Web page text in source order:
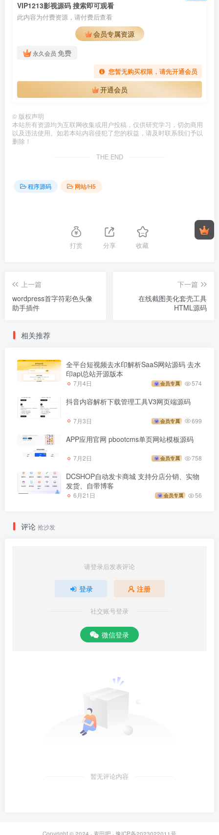
VIP1213影视源码 搜索即可观看
此内容为付费资源，请付费后查看
会员专属资源
永久会员 免费
您暂无购买权限，请先开通会员
开通会员
© 版权声明
本站所有资源均为互联网收集或用户投稿，仅供研究学习，切勿商用
以及违法使用。如若本站内容侵犯了您的权益，请及时联系我们予以
删除！
THE END
程序源码 网站/H5
打赏 分享 收藏
上一篇
wordpress首字符彩色头像
助手插件
下一篇
在线截图美化套壳工具
HTML源码
相关推荐
全平台短视频去水印解析SaaS网站源码 去水
印api总站开源版本
7月4日 会员专属 574
抖音内容解析下载管理工具V3网页端源码
7月3日 会员专属 699
APP应用官网 pbootcms单页网站模板源码
7月2日 会员专属 758
DCSHOP自动发卡商城 支持分店分销、实物
发货、自带博客
6月21日 会员专属 56
评论 抢沙发
请登录后发表评论
登录 注册
社交账号登录
微信登录
暂无评论内容